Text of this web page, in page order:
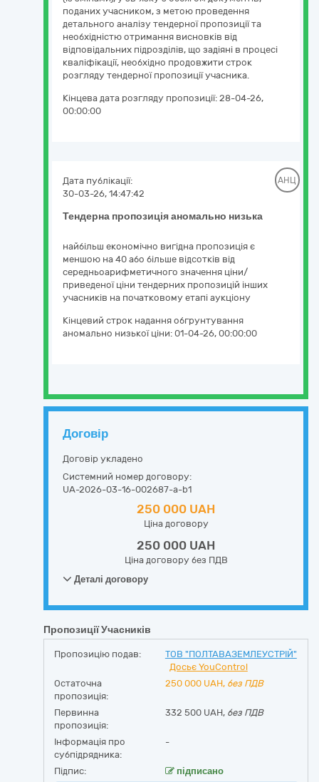
поданих учасником, з метою проведення
детального аналізу тендерної пропозиції та
необхідністю отримання висновків від
відповідальних підрозділів, що задіяні в процесі
кваліфікації, необхідно продовжити строк
розгляду тендерної пропозиції учасника.
Кінцева дата розгляду пропозиції: 28-04-26,
00:00:00
Тендерна пропозиція аномально низька
Дата публікації:
30-03-26, 14:47:42
АНЦ
найбільш економічно вигідна пропозиція є
меншою на 40 або більше відсотків від
середньоарифметичного значення ціни/
приведеної ціни тендерних пропозицій інших
учасників на початковому етапі аукціону
Кінцевий строк надання обгрунтування
аномально низької ціни: 01-04-26, 00:00:00
Договір
Договір укладено
Системний номер договору:
UA-2026-03-16-002687-a-b1
250 000 UAH
Ціна договору
250 000 UAH
Ціна договору без ПДВ
Деталі договору
Пропозиції Учасників
Пропозицію подав:
ТОВ "ПОЛТАВАЗЕМЛЕУСТРІЙ"
Досьє YouControl
Остаточна
пропозиція:
250 000 UAH, без ПДВ
Первинна
пропозиція:
332 500 UAH, без ПДВ
Інформація про
субпідрядника:
-
Підпис: підписано